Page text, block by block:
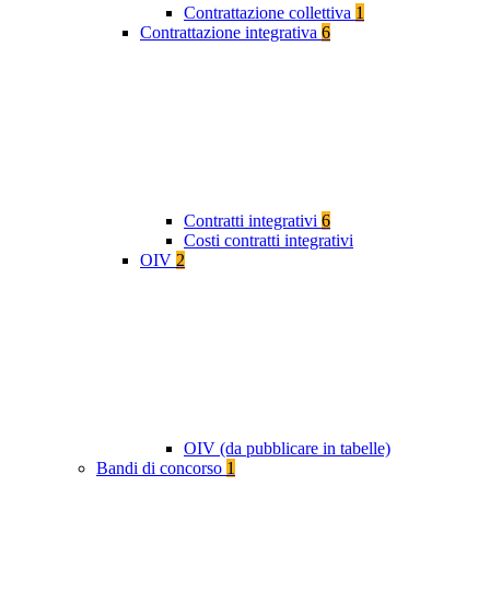
Contrattazione collettiva 1
Contrattazione integrativa 6
Contratti integrativi 6
Costi contratti integrativi
OIV 2
OIV (da pubblicare in tabelle)
Bandi di concorso 1